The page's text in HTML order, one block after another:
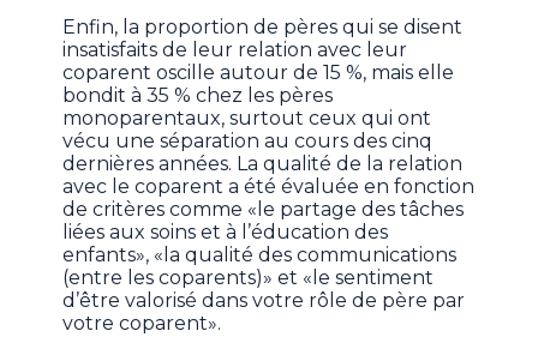
Enfin, la proportion de pères qui se disent
insatisfaits de leur relation avec leur
coparent oscille autour de 15 %, mais elle
bondit à 35 % chez les pères
monoparentaux, surtout ceux qui ont
vécu une séparation au cours des cinq
dernières années. La qualité de la relation
avec le coparent a été évaluée en fonction
de critères comme «le partage des tâches
liées aux soins et à l’éducation des
enfants», «la qualité des communications
(entre les coparents)» et «le sentiment
d’être valorisé dans votre rôle de père par
votre coparent».